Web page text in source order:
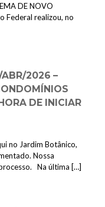
DE NOVO
Federal realizou, no
2026 –
DE INICIAR
no Jardim Botânico,
Nossa
Na última […]